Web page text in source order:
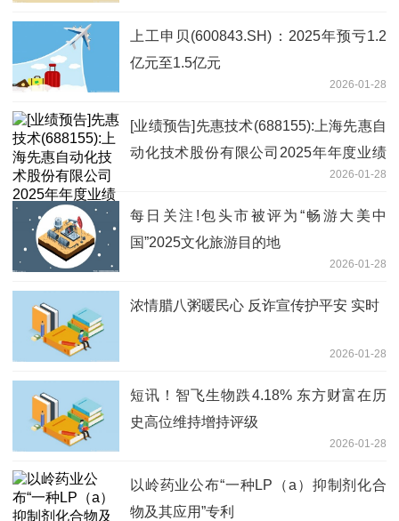
上工申贝(600843.SH)：2025年预亏1.2
亿元至1.5亿元
2026-01-28
[业绩预告]先惠技术(688155):上海先惠自
动化技术股份有限公司2025年年度业绩
2026-01-28
每日关注!包头市被评为“畅游大美中
国”2025文化旅游目的地
2026-01-28
浓情腊八粥暖民心 反诈宣传护平安 实时
2026-01-28
短讯！智飞生物跌4.18% 东方财富在历
史高位维持增持评级
2026-01-28
以岭药业公布“一种LP（a）抑制剂化合
物及其应用”专利